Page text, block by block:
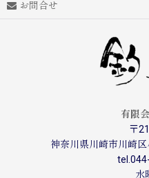
お問合せ
有限
〒
神奈川県川崎市川崎
水